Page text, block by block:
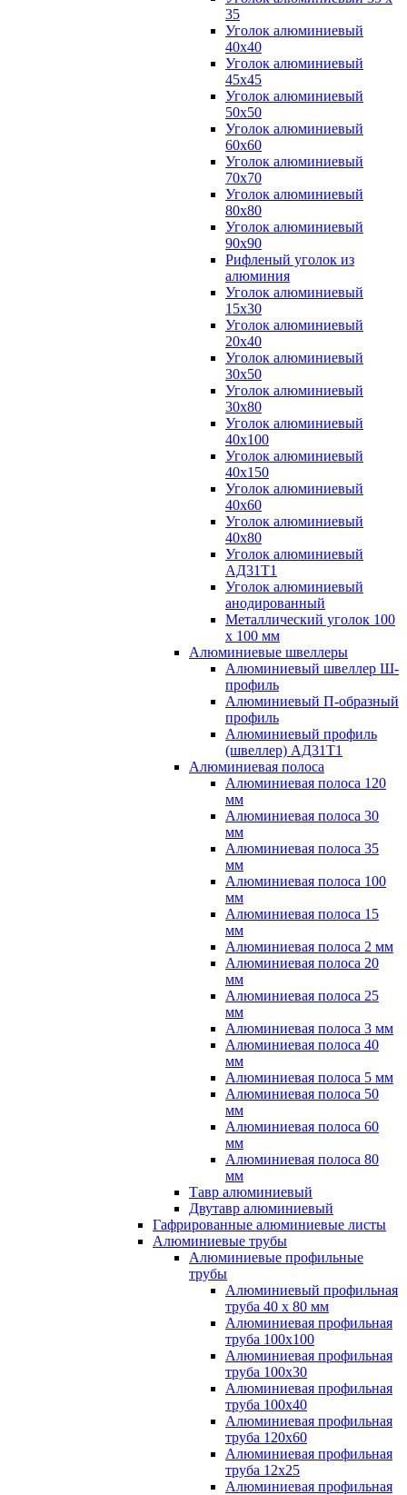
35
Уголок алюминиевый
40х40
Уголок алюминиевый
45х45
Уголок алюминиевый
50х50
Уголок алюминиевый
60х60
Уголок алюминиевый
70х70
Уголок алюминиевый
80х80
Уголок алюминиевый
90х90
Рифленый уголок из
алюминия
Уголок алюминиевый
15х30
Уголок алюминиевый
20х40
Уголок алюминиевый
30х50
Уголок алюминиевый
30х80
Уголок алюминиевый
40х100
Уголок алюминиевый
40х150
Уголок алюминиевый
40х60
Уголок алюминиевый
40х80
Уголок алюминиевый
АД31Т1
Уголок алюминиевый
анодированный
Металлический уголок 100
х 100 мм
Алюминиевые швеллеры
Алюминиевый швеллер Ш-
профиль
Алюминиевый П-образный
профиль
Алюминиевый профиль
(швеллер) АД31Т1
Алюминиевая полоса
Алюминиевая полоса 120
мм
Алюминиевая полоса 30
мм
Алюминиевая полоса 35
мм
Алюминиевая полоса 100
мм
Алюминиевая полоса 15
мм
Алюминиевая полоса 2 мм
Алюминиевая полоса 20
мм
Алюминиевая полоса 25
мм
Алюминиевая полоса 3 мм
Алюминиевая полоса 40
мм
Алюминиевая полоса 5 мм
Алюминиевая полоса 50
мм
Алюминиевая полоса 60
мм
Алюминиевая полоса 80
мм
Тавр алюминиевый
Двутавр алюминиевый
Гафрированные алюминиевые листы
Алюминиевые трубы
Алюминиевые профильные
трубы
Алюминиевый профильная
труба 40 х 80 мм
Алюминиевая профильная
труба 100х100
Алюминиевая профильная
труба 100х30
Алюминиевая профильная
труба 100х40
Алюминиевая профильная
труба 120х60
Алюминиевая профильная
труба 12x25
Алюминиевая профильная